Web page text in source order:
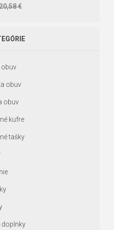
€
obuv
obuv
obuv
kufre
tašky
doplnky